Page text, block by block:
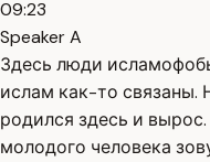
09:23
Speaker A
Здесь люди
ислам как-то связаны.
родился здесь и
молодого человека